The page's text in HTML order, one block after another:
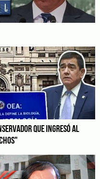
QUE INGRESÓ AL